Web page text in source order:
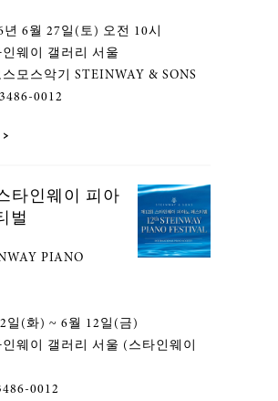
년 6월 27일(토) 오전 10시
웨이 갤러리 서울
모스악기 STEINWAY & SONS
0012
타인웨이 피아
벌
PIANO
일(화) ~ 6월 12일(금)
웨이 갤러리 서울 (스타인웨이
0012